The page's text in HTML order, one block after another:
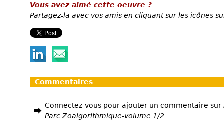
Vous avez aimé cette oeuvre ?
Partagez-la avec vos amis en cliquant sur les icônes
Commentaires
Connectez-vous pour ajouter un commentaire sur
Parc Zoalgorithmique-volume 1/2